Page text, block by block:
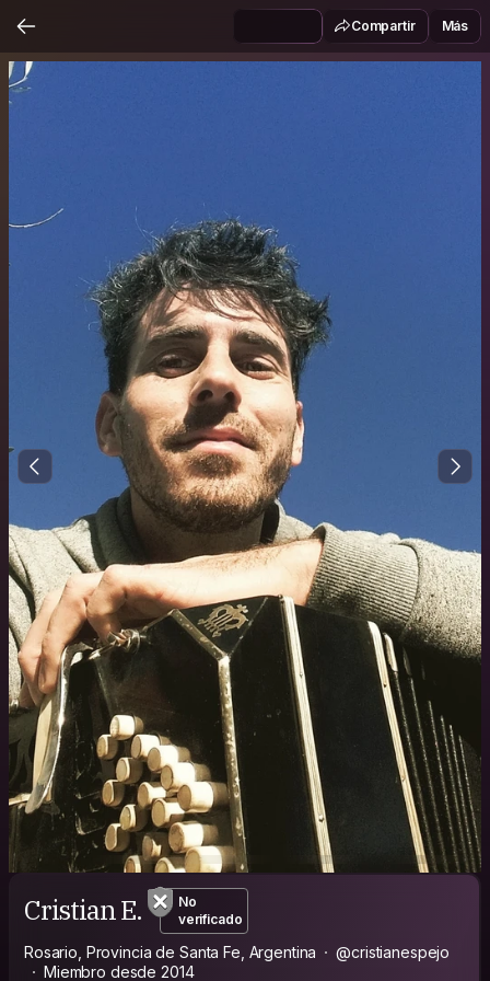
Compartir Más
Cristian E.
No
verificado
Rosario, Provincia de Santa Fe, Argentina
@cristianespejo
Miembro desde 2014